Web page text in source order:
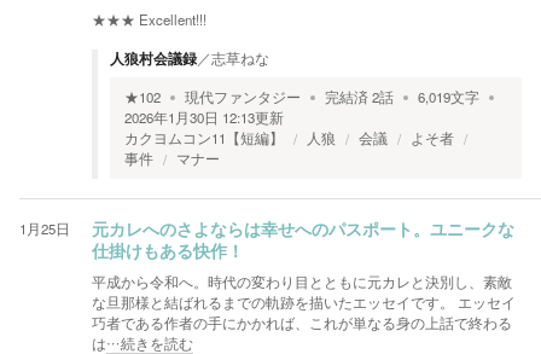
★★★ Excellent!!!
人狼村会議録／志草ねな
★102 現代ファンタジー 完結済2話 6,019文字
2026年1月30日 12:13更新
カクヨムコン11【短編】
人狼 会議
よそ者
事件
マナー
1月25日
元カレへのさよならは幸せへのパスポート。ユニークな
仕掛けもある快作！
平成から令和へ。時代の変わり目とともに元カレと決別し、素敵
な旦那様と結ばれるまでの軌跡を描いたエッセイです。 エッセイ
巧者である作者の手にかかれば、これが単なる身の上話で終わる
は…続きを読む